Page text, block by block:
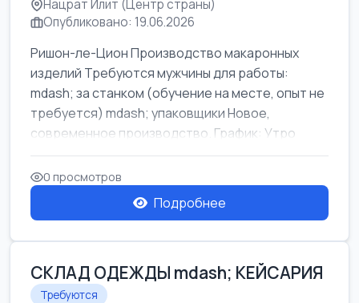
Нацрат Илит (Центр страны)
Опубликовано: 19.06.2026
Ришон-ле-Цион Производство макаронных
изделий Требуются мужчины для работы:
mdash; за станком (обучение на месте, опыт не
требуется) mdash; упаковщики Новое,
современное производство. График: Утро
mda...
0 просмотров
Подробнее
СКЛАД ОДЕЖДЫ mdash; КЕЙСАРИЯ
Требуются